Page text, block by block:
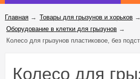
Главная → Товары для грызунов и хорьков →
Оборудование в клетки для грызунов →
Колесо для грызунов пластиковое, без
Колесо для